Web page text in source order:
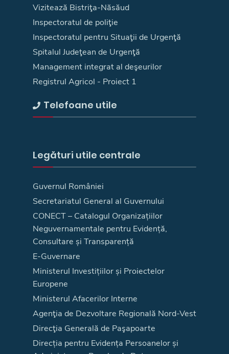
Vizitează Bistriţa-Năsăud
Inspectoratul de poliţie
Inspectoratul pentru Situaţii de Urgenţă
Spitalul Judeţean de Urgenţă
Management integrat al deşeurilor
Registrul Agricol - Proiect 1
Telefoane utile
Legături utile centrale
Guvernul României
Secretariatul General al Guvernului
CONECT – Catalogul Organizațiilor
Neguvernamentale pentru Evidență,
Consultare și Transparență
E-Guvernare
Ministerul Investițiilor și Proiectelor
Europene
Ministerul Afacerilor Interne
Agenţia de Dezvoltare Regională Nord-Vest
Direcţia Generală de Paşapoarte
Direcția pentru Evidența Persoanelor și